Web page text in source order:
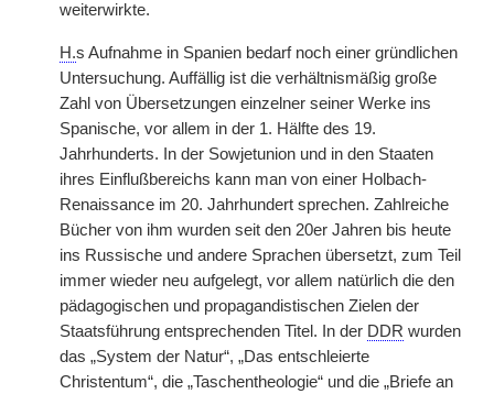
weiterwirkte.
H.s Aufnahme in Spanien bedarf noch einer gründlichen
Untersuchung. Auffällig ist die verhältnismäßig große
Zahl von Übersetzungen einzelner seiner Werke ins
Spanische, vor allem in der 1. Hälfte des 19.
Jahrhunderts. In der Sowjetunion und in den Staaten
ihres Einflußbereichs kann man von einer Holbach-
Renaissance im 20. Jahrhundert sprechen. Zahlreiche
Bücher von ihm wurden seit den 20er Jahren bis heute
ins Russische und andere Sprachen übersetzt, zum Teil
immer wieder neu aufgelegt, vor allem natürlich die den
pädagogischen und propagandistischen Zielen der
Staatsführung entsprechenden Titel. In der DDR wurden
das „System der Natur“, „Das entschleierte
Christentum“, die „Taschentheologie“ und die „Briefe an